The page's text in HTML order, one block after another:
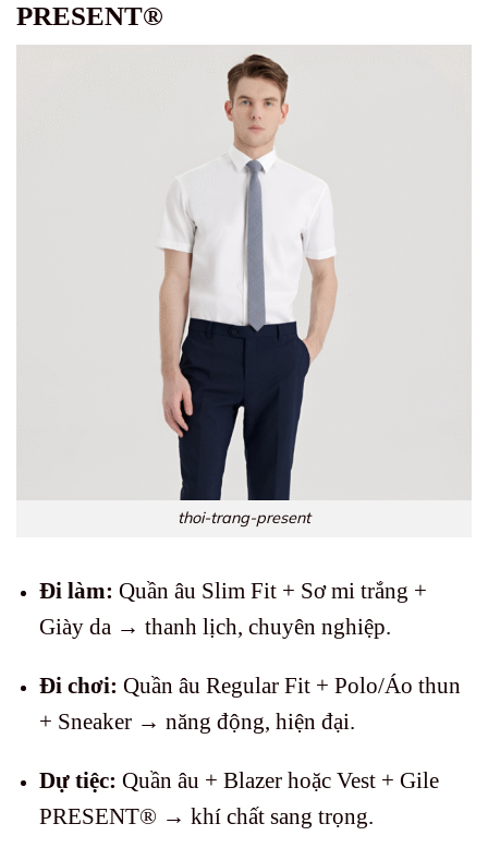
PRESENT®
thoi-trang-present
Đi làm: Quần âu Slim Fit + Sơ mi trắng +
Giày da → thanh lịch, chuyên nghiệp.
Đi chơi: Quần âu Regular Fit + Polo/Áo thun
+ Sneaker → năng động, hiện đại.
Dự tiệc: Quần âu + Blazer hoặc Vest + Gile
PRESENT® → khí chất sang trọng.